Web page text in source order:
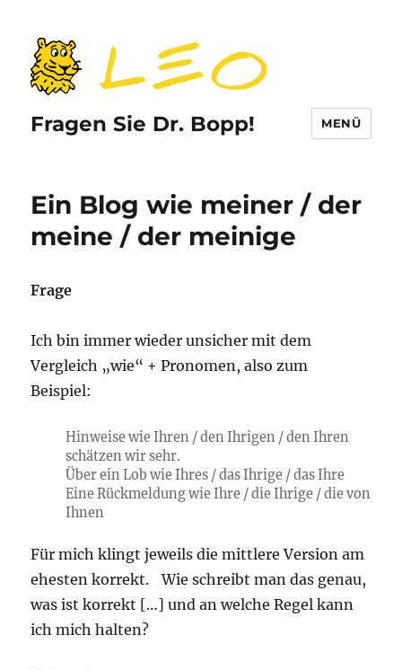
Fragen Sie Dr. Bopp! MENÜ
Ein Blog wie meiner / der
meine / der meinige
Frage
Ich bin immer wieder unsicher mit dem
Vergleich „wie“ + Pronomen, also zum
Beispiel:
Hinweise wie Ihren / den Ihrigen / den Ihren
schätzen wir sehr.
Über ein Lob wie Ihres / das Ihrige / das Ihre
Eine Rückmeldung wie Ihre / die Ihrige / die von
Ihnen
Für mich klingt jeweils die mittlere Version am
ehesten korrekt. Wie schreibt man das genau,
was ist korrekt […] und an welche Regel kann
ich mich halten?